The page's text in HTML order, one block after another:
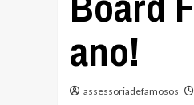
ano!
assessoriadefamosos